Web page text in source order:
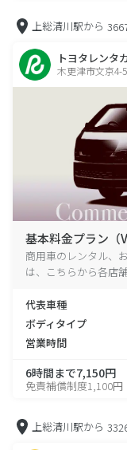
上総清川駅から
トヨタレンタ
木更津市文京4-
基本料金プラン（
商用車のレンタル、
は、こちらから各店
代表車種
ボディタイプ
営業時間
6時間まで7,150円
免責補償制度1,100円
上総清川駅から